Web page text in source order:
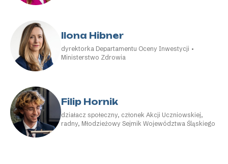
Ilona Hibner
dyrektorka Departamentu Oceny Inwestycji •
Ministerstwo Zdrowia
Filip Hornik
działacz społeczny, członek Akcji Uczniowskiej,
radny, Młodzieżowy Sejmik Województwa Śląskiego